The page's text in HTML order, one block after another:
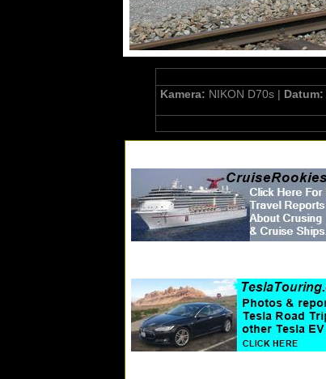
Kamera: NIKON D70s | Datum: